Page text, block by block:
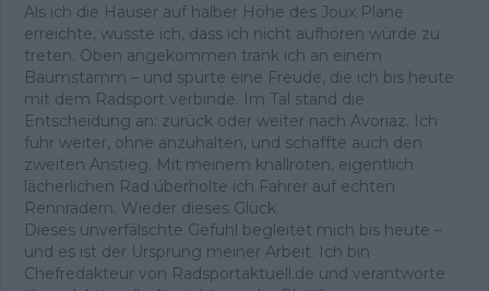
Als ich die Häuser auf halber Höhe des Joux Plane
erreichte, wusste ich, dass ich nicht aufhören würde zu
treten. Oben angekommen trank ich an einem
Baumstamm – und spürte eine Freude, die ich bis heute
mit dem Radsport verbinde. Im Tal stand die
Entscheidung an: zurück oder weiter nach Avoriaz. Ich
fuhr weiter, ohne anzuhalten, und schaffte auch den
zweiten Anstieg. Mit meinem knallroten, eigentlich
lächerlichen Rad überholte ich Fahrer auf echten
Rennrädern. Wieder dieses Glück.
Dieses unverfälschte Gefühl begleitet mich bis heute –
und es ist der Ursprung meiner Arbeit. Ich bin
Chefredakteur von Radsportaktuell.de und verantworte